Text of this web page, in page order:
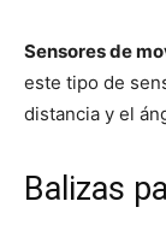
Sensores de
este tipo de
distancia y el
Balizas